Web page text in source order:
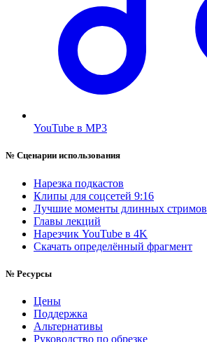
YouTube в MP3
№ Сценарии использования
Нарезка подкастов
Клипы для соцсетей 9:16
Лучшие моменты длинных стримов
Главы лекций
Нарезчик YouTube в 4K
Скачать определённый фрагмент
№ Ресурсы
Цены
Поддержка
Альтернативы
Руководство по обрезке